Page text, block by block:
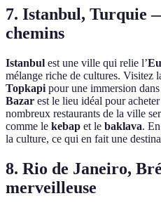
7. Istanbul, Turquie
chemins
Istanbul est une ville qui relie l’
mélange riche de cultures. Visitez
Topkapi pour une immersion
Bazar est le lieu idéal pour
nombreux restaurants de la ville
comme le kebap et le baklava.
la culture, ce qui en fait une
8. Rio de Janeiro,
merveilleuse